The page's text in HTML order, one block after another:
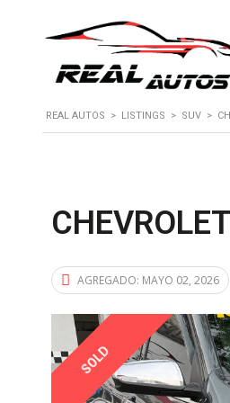
REAL AUTOS > LISTINGS > SUV >
AGREGADO: MAYO 02, 2026
SOLD